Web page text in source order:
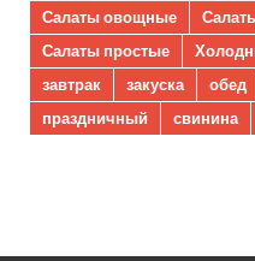
Салаты овощные
Салаты простые
завтрак
закуска обед
праздничный
свинина